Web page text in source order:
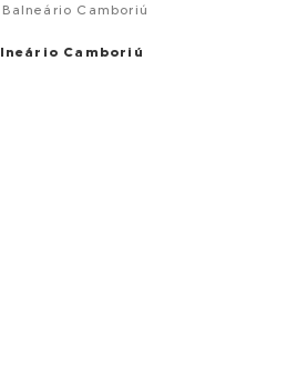
Camboriú
Balneário Camborií
EM BALNEARIO CAMBORIU
em Balneário Cam
Camboriú
Balneário Camboriú
Camboriú
Balneário Camboriú
Balneário Camboriú
Balneário Camboriú
Balneário Camboriú
Camboriú
Camboriú
Camboriú